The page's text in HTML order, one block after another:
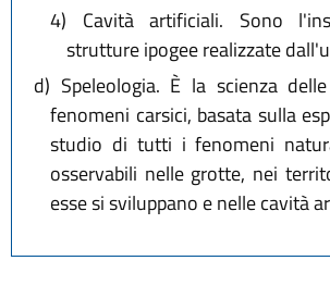
4) Cavità artificiali. Sono
strutture ipogee realizzate
d) Speleologia. È la scienza
fenomeni carsici, basata sulla
studio di tutti i fenomeni
osservabili nelle grotte, nei
esse si sviluppano e nelle cavità